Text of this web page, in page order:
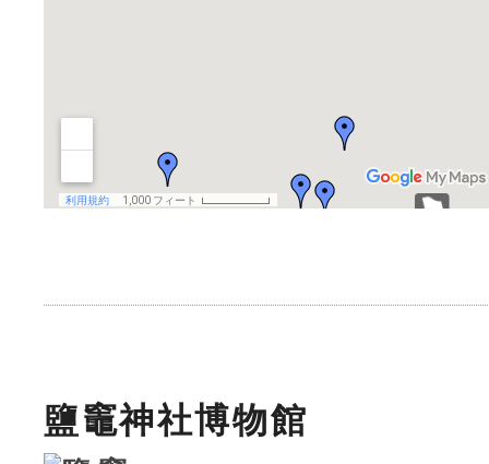
鹽竈神社博物館